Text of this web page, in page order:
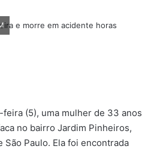
feira (5), uma mulher de 33 anos
no bairro Jardim Pinheiros,
Paulo. Ela foi encontrada